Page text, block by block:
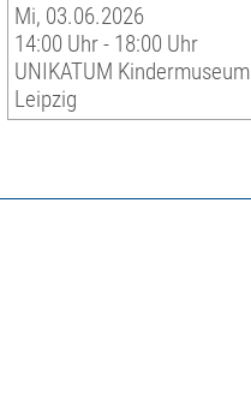
Mi, 03.06.2026
14:00 Uhr - 18:00 Uhr
UNIKATUM Kindermuseum
Leipzig